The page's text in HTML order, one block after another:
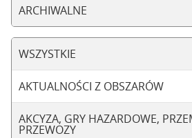
ARCHIWALNE
WSZYSTKIE
AKTUALNOŚCI Z OBSZARÓW
AKCYZA, GRY HAZARDOWE,
PRZEWOZY